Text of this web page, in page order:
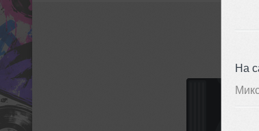
На